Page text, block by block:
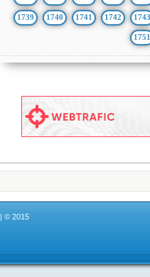
1739 1740 1741 1742 1743
1751
| © 2015